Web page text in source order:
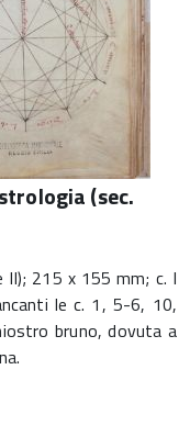
(sec.
II); 215 x 155 mm; c. I
le c. 1, 5-6, 10,
bruno, dovuta a